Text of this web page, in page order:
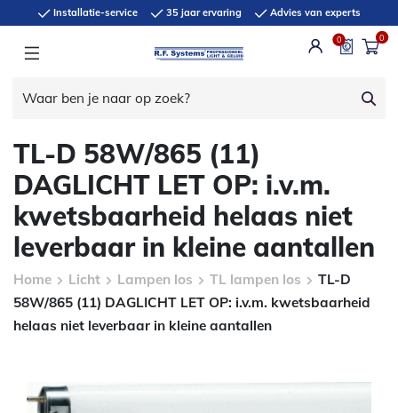
Installatie-service 35 jaar ervaring Advies van experts
0 0
TL-D 58W/865 (11)
DAGLICHT LET OP: i.v.m.
kwetsbaarheid helaas niet
leverbaar in kleine aantallen
Home Licht Lampen los TL lampen los
TL-D
58W/865 (11) DAGLICHT LET OP: i.v.m. kwetsbaarheid
helaas niet leverbaar in kleine aantallen